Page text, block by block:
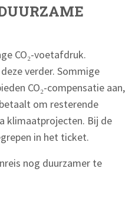
CO₂-voetafdruk.
verder. Sommige
CO₂-compensatie aan,
om resterende
klimaatprojecten. Bij de
in het ticket.
nog duurzamer te